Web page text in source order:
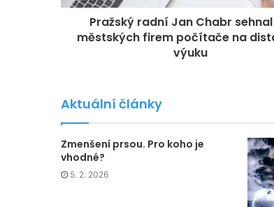
Pražský radní Jan Chabr
městských firem počítače na
výuku
Aktuální články
Zmenšení prsou. Pro koho je
vhodné?
5. 2. 2026